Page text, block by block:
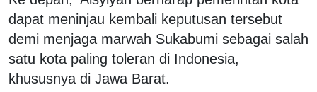
dapat meninjau kembali keputusan tersebut
demi menjaga marwah Sukabumi sebagai salah
satu kota paling toleran di Indonesia,
khususnya di Jawa Barat.